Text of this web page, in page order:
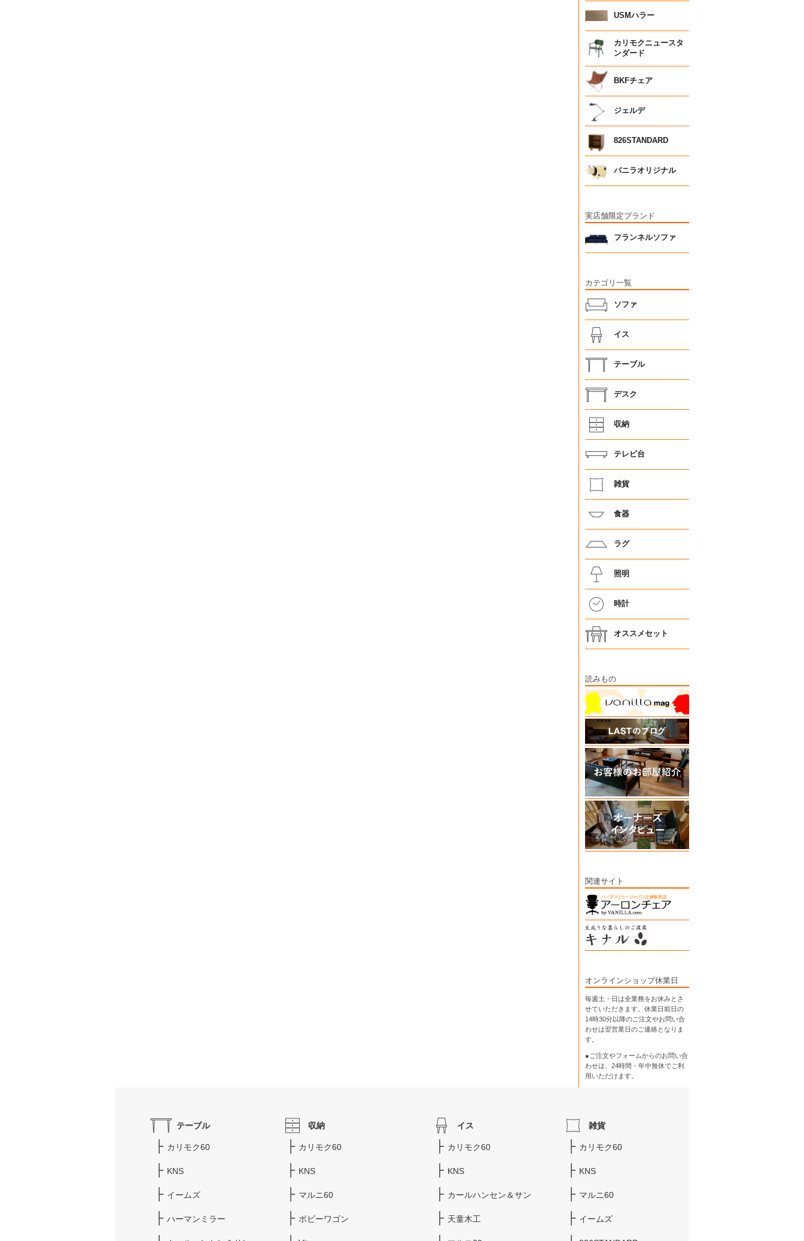
USMハラー
カリモクニュースタ
ンダード
BKFチェア
ジェルデ
826STANDARD
バニラオリジナル
実店舗限定ブランド
フランネルソファ
カテゴリ一覧
ソファ
イス
テーブル
デスク
収納
テレビ台
雑貨
食器
ラグ
照明
時計
オススメセット
読みもの
関連サイト
オンラインショップ休業日
毎週土・日は全業務をお休みとさ
せていただきます。休業日前日の
14時30分以降のご注文やお問い合
わせは翌営業日のご連絡となりま
す。
●ご注文やフォームからのお問い合
わせは、 24時間・年中無休でご利
用いただけます。
テーブル
カリモク60
KNS
イームズ
ハーマンミラー
収納
カリモク60
KNS
マルニ60
ボビーワゴン
イス
カリモク60
KNS
カールハンセン＆サン
天童木工
雑貨
カリモク60
KNS
マルニ60
イームズ